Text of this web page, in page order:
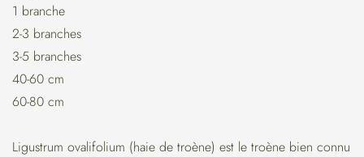
1 branche
2-3 branches
3-5 branches
40-60 cm
60-80 cm
Ligustrum ovalifolium (haie de troène) est le troène bien connu